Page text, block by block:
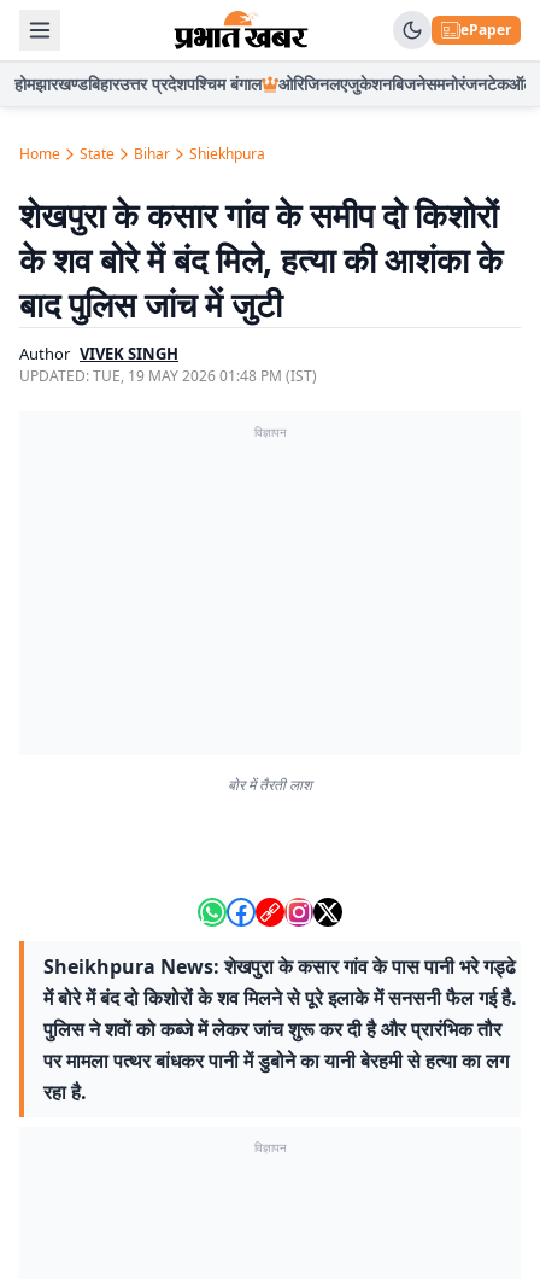
ePaper
होमझारखण्डबिहारउत्तर प्रदेशपश्चिम बंगाल ओरिजिनलएजुकेशनबिजनेसमनोरंजनटेकऑटो
Home State Bihar Shiekhpura
शेखपुरा के कसार गांव के समीप दो किशोरों
के शव बोरे में बंद मिले, हत्या की आशंका के
बाद पुलिस जांच में जुटी
Author VIVEK SINGH
UPDATED:TUE, 19 MAY 2026 01:48 PM (IST)
विज्ञापन
बोर में तैरती लाश
Sheikhpura News: शेखपुरा के कसार गांव के पास पानी भरे गड्ढे
में बोरे में बंद दो किशोरों के शव मिलने से पूरे इलाके में सनसनी फैल गई है.
पुलिस ने शवों को कब्जे में लेकर जांच शुरू कर दी है और प्रारंभिक तौर
पर मामला पत्थर बांधकर पानी में डुबोने का यानी बेरहमी से हत्या का लग
रहा है.
विज्ञापन